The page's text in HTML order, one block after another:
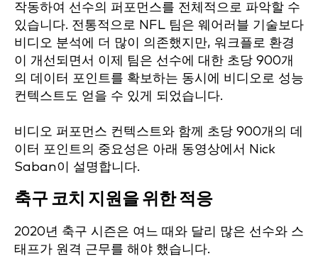
작동하여 선수의 퍼포먼스를 전체적으로 파악할 수
있습니다. 전통적으로 NFL 팀은 웨어러블 기술보다
비디오 분석에 더 많이 의존했지만, 워크플로 환경
이 개선되면서 이제 팀은 선수에 대한 초당 900개
의 데이터 포인트를 확보하는 동시에 비디오로 성능
컨텍스트도 얻을 수 있게 되었습니다.
비디오 퍼포먼스 컨텍스트와 함께 초당 900개의 데
이터 포인트의 중요성은 아래 동영상에서 Nick
Saban이 설명합니다.
축구 코치 지원을 위한 적응
2020년 축구 시즌은 여느 때와 달리 많은 선수와 스
태프가 원격 근무를 해야 했습니다.